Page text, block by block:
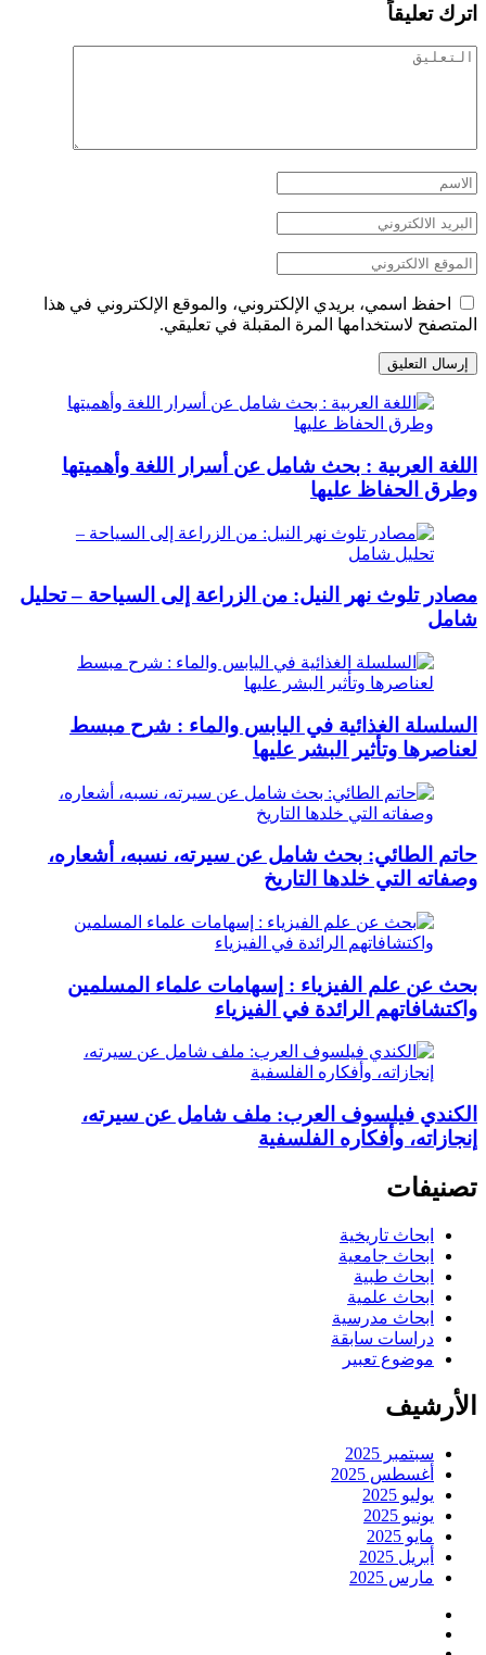
اترك تعليقاً
احفظ اسمي، بريدي الإلكتروني، والموقع الإلكتروني في هذا
المتصفح لاستخدامها المرة المقبلة في تعليقي.
اللغة العربية : بحث شامل عن أسرار اللغة وأهميتها
وطرق الحفاظ عليها
مصادر تلوث نهر النيل: من الزراعة إلى السياحة – تحليل
شامل
السلسلة الغذائية في اليابس والماء : شرح مبسط
لعناصرها وتأثير البشر عليها
حاتم الطائي: بحث شامل عن سيرته، نسبه، أشعاره،
وصفاته التي خلدها التاريخ
بحث عن علم الفيزياء : إسهامات علماء المسلمين
واكتشافاتهم الرائدة في الفيزياء
الكندي فيلسوف العرب: ملف شامل عن سيرته،
إنجازاته، وأفكاره الفلسفية
تصنيفات
ابحاث تاريخية
ابحاث جامعية
ابحاث طبية
ابحاث علمية
ابحاث مدرسية
دراسات سابقة
موضوع تعبير
الأرشيف
سبتمبر 2025
أغسطس 2025
يوليو 2025
يونيو 2025
مايو 2025
أبريل 2025
مارس 2025